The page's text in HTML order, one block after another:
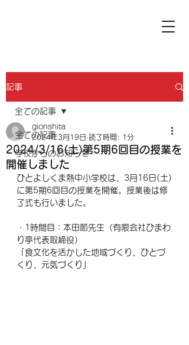
記事
全ての記事
学校からのお知らせ
全ての記事
2024/3/16(土)第5期6回目の授業を
開催しました
gionshita
2024年3月19日 読了時間: 1分
ひとよしくま熱中小学校は、3月16日(土)
に第5期6回目の授業を開催。授業後は修
了式も行いました。
・1時間目：本田節先生（有限会社ひまわ
り亭代表取締役）
「食文化を活かした地域づくり、ひとづ
くり、元気づくり」